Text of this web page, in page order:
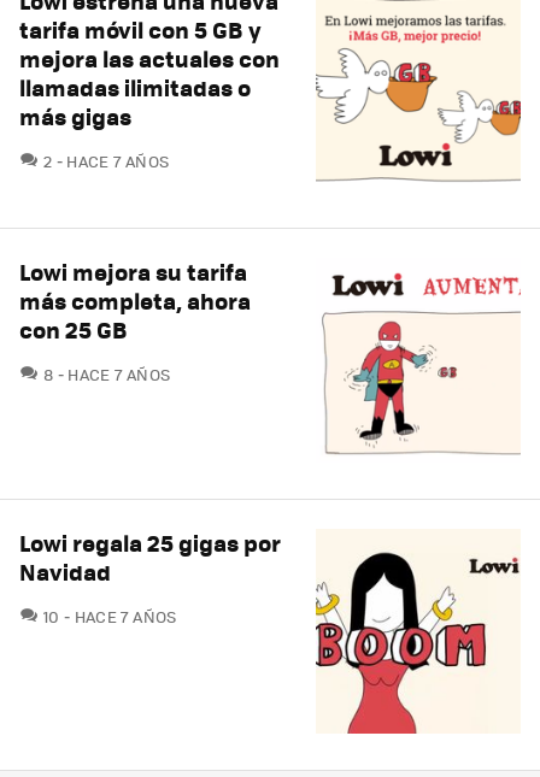
tarifa móvil con 5 GB y
mejora las actuales con
llamadas ilimitadas o
más gigas
2 COMENTARIOS
HACE 7 AÑOS
Lowi mejora su tarifa
más completa, ahora
con 25 GB
8 COMENTARIOS
HACE 7 AÑOS
Lowi regala 25 gigas por
Navidad
10 COMENTARIOS
HACE 7 AÑOS